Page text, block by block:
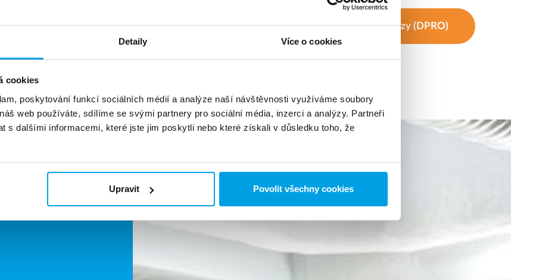
Detaily Více o cookies
cookies
poskytování funkcí sociálních médií a analýze naší návštěvnosti využíváme soubory
web používáte, sdílíme se svými partnery pro sociální média, inzerci a analýzy. Partneři
s dalšími informacemi, které jste jim poskytli nebo které získali v důsledku toho, že
Upravit Povolit všechny cookies
Více si přečtete u dvouprůchodové reverzní osmózy (DPRO)